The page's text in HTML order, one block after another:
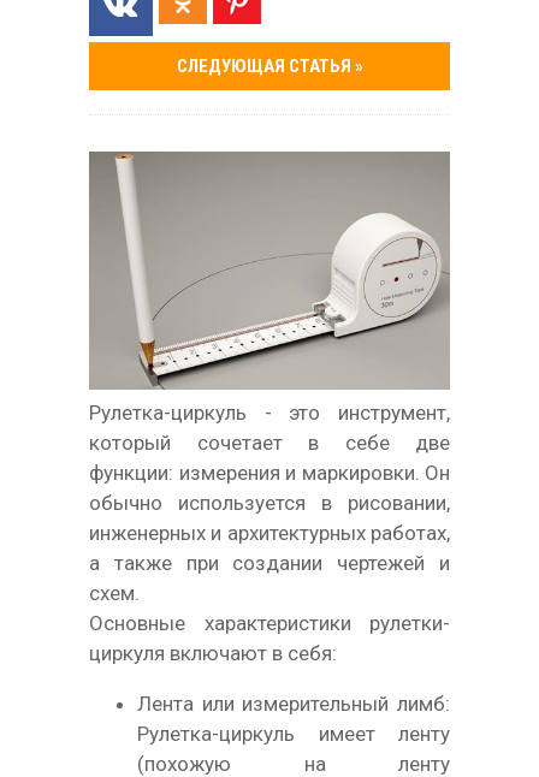
СЛЕДУЮЩАЯ СТАТЬЯ »
Рулетка-циркуль - это инструмент,
который сочетает в себе две
функции: измерения и маркировки. Он
обычно используется в рисовании,
инженерных и архитектурных работах,
а также при создании чертежей и
схем.
Основные характеристики рулетки-
циркуля включают в себя:
Лента или измерительный лимб:
Рулетка-циркуль имеет ленту
(похожую на ленту